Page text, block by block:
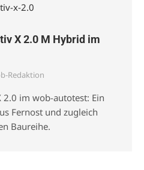
X 2.0 M Hybrid im
Redaktion
2.0 im wob-autotest: Ein
Fernost und zugleich
Baureihe.